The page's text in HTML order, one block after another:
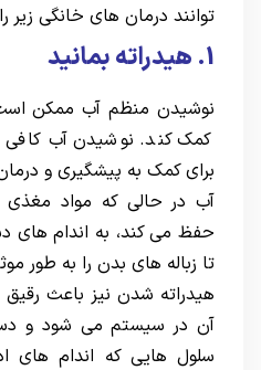
توانند درمان های خانگی زیر
1. هیدراته بمانید
نوشیدن منظم آب ممکن
کمک کند. نوشیدن آب کافی
برای کمک به پیشگیری و
آب در حالی که مواد مغذی
حفظ می کند، به اندام های
تا زباله های بدن را به طور
هیدراته شدن نیز باعث
آن در سیستم می شود و
سلول هایی که اندام های